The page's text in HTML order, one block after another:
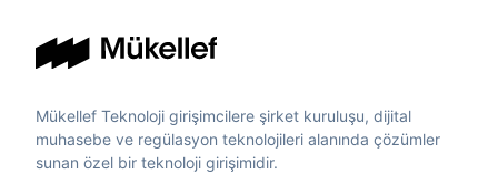
Mükellef Teknoloji girişimcilere şirket kuruluşu, dijital
muhasebe ve regülasyon teknolojileri alanında çözümler
sunan özel bir teknoloji girişimidir.